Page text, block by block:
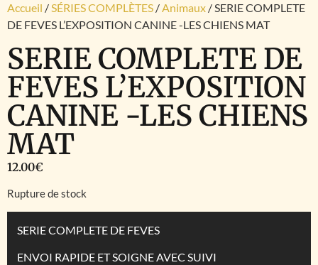
Accueil /SÉRIES COMPLÈTES /Animaux / SERIE COMPLETE
DE FEVES L’EXPOSITION CANINE -LES CHIENS MAT
SERIE COMPLETE DE
FEVES L’EXPOSITION
CANINE -LES CHIENS
MAT
12.00€
Rupture de stock
SERIE COMPLETE DE FEVES
ENVOI RAPIDE ET SOIGNE AVEC SUIVI